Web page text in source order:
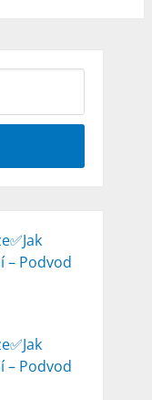
– Podvod
– Podvod